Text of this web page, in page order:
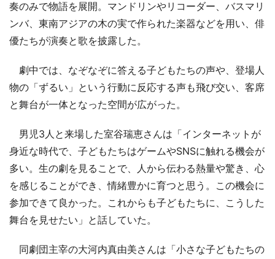
奏のみで物語を展開。マンドリンやリコーダー、バスマリ
ンバ、東南アジアの木の実で作られた楽器などを用い、俳
優たちが演奏と歌を披露した。
劇中では、なぞなぞに答える子どもたちの声や、登場人
物の「ずるい」という行動に反応する声も飛び交い、客席
と舞台が一体となった空間が広がった。
男児3人と来場した室谷瑞恵さんは「インターネットが
身近な時代で、子どもたちはゲームやSNSに触れる機会が
多い。生の劇を見ることで、人から伝わる熱量や驚き、心
を感じることができ、情緒豊かに育つと思う。この機会に
参加できて良かった。これからも子どもたちに、こうした
舞台を見せたい」と話していた。
同劇団主宰の大河内真由美さんは「小さな子どもたちの